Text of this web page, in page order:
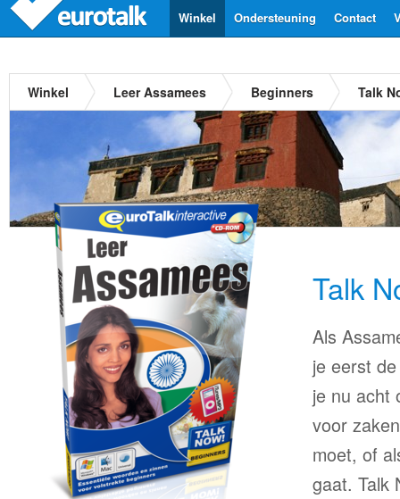
Contact
Ondersteuning
Winkel
Winkel Leer Assamees Beginners Talk
Talk
Als
je eerst
je nu acht
voor
moet, of
gaat. Talk